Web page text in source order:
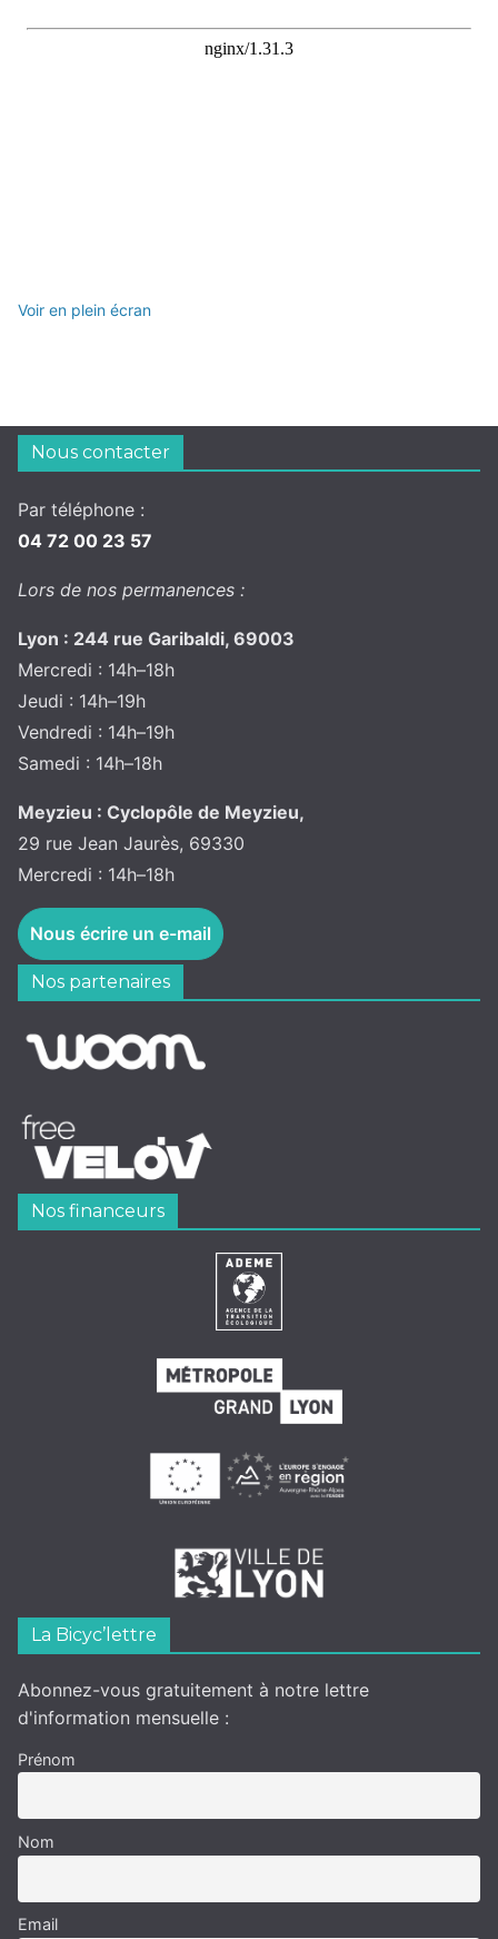
Voir en plein écran
Nous contacter
Par téléphone :
04 72 00 23 57
Lors de nos permanences :
Lyon : 244 rue Garibaldi, 69003
Mercredi : 14h–18h
Jeudi : 14h–19h
Vendredi : 14h–19h
Samedi : 14h–18h
Meyzieu : Cyclopôle de Meyzieu,
29 rue Jean Jaurès, 69330
Mercredi : 14h–18h
Nous écrire un e-mail
Nos partenaires
Nos financeurs
La Bicyc’lettre
Abonnez-vous gratuitement à notre lettre
d'information mensuelle :
Prénom
Nom
Email